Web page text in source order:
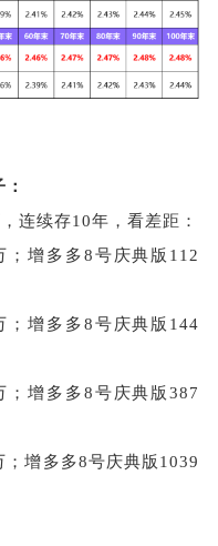
连续存10年，看差距：
增多多8号庆典版112
增多多8号庆典版144
增多多8号庆典版387
增多多8号庆典版1039